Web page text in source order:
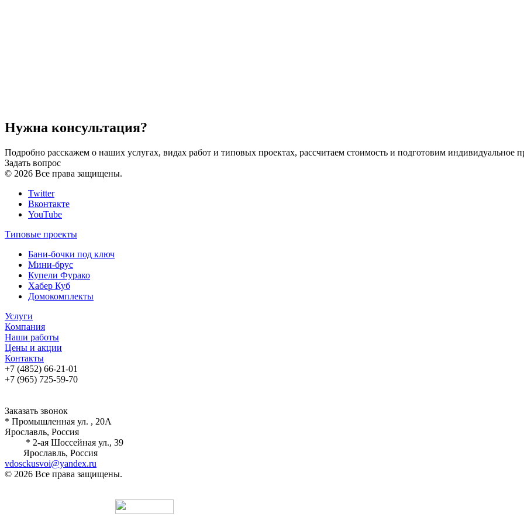
Нужна консультация?
Подробно расскажем о наших услугах, видах работ и типовых проектах, рассчитаем стоимость и подготовим индивидуальное
Задать вопрос
© 2026 Все права защищены.
Twitter
Вконтакте
YouTube
Типовые проекты
Бани-бочки под ключ
Мини-брус
Купели Фурако
Хабер Куб
Домокомплекты
Услуги
Компания
Наши работы
Цены и акции
Контакты
+7 (4852) 66-21-01
+7 (965) 725-59-70
Заказать звонок
* Промышленная ул. , 20А
Ярославль, Россия
* 2-ая Шоссейная ул., 39
Ярославль, Россия
vdosckusvoi@yandex.ru
© 2026 Все права защищены.